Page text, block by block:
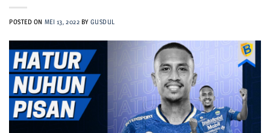
POSTED ON MEI 13, 2022 BY GUSDUL